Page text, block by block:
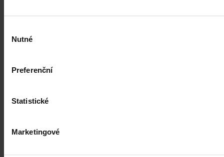
souhlasu
Nutné
Preferenční
Statistické
Marketingové